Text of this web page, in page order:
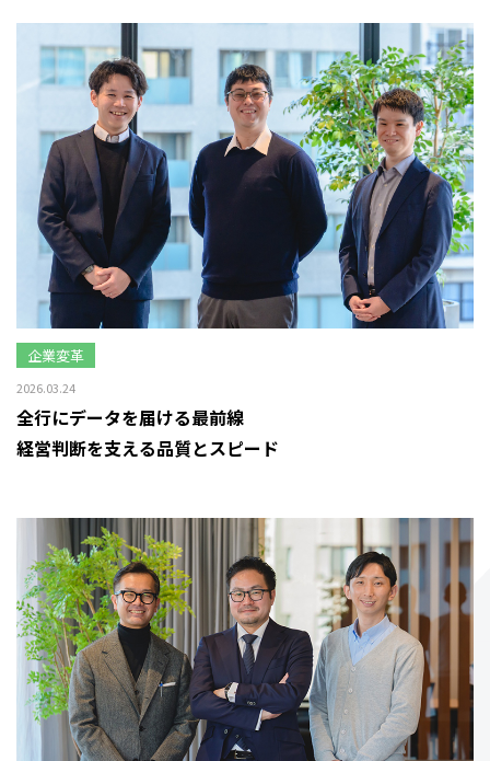
企業変革
2026.03.24
全行にデータを届ける最前線
経営判断を支える品質とスピード